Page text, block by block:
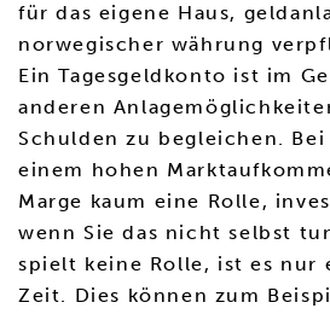
für das eigene Haus,
norwegischer währung
Ein Tagesgeldkonto ist im
anderen
Schulden zu begleichen.
einem hohen
Marge kaum eine Rolle,
wenn Sie das nicht selbst
spielt keine Rolle, ist es nur
Zeit. Dies können zum